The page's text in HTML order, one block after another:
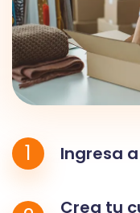
1 Ingresa a
Crea tu